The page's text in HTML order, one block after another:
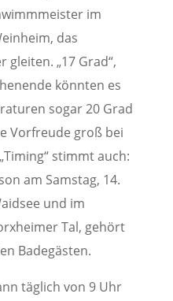
im
das
„17 Grad“,
könnten es
sogar 20 Grad
Vorfreude groß bei
stimmt auch:
am Samstag, 14.
und im
Tal, gehört
Badegästen.
täglich von 9 Uhr